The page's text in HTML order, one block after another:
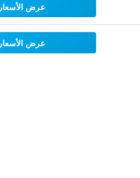
عرض الأسعار
عرض الأسعار